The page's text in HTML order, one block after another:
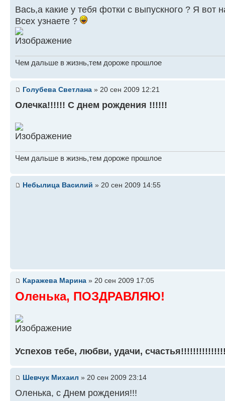
Вась,а какие у тебя фотки с выпускного ? Я вот
Всех узнаете ?
Чем дальше в жизнь,тем дороже прошлое
Голубева Светлана » 20 сен 2009 12:21
Олечка!!!!!! С днем рождения !!!!!!
Чем дальше в жизнь,тем дороже прошлое
Небылица Василий » 20 сен 2009 14:55
Каражева Марина » 20 сен 2009 17:05
Оленька, ПОЗДРАВЛЯЮ!
Успехов тебе, любви, удачи,
Шевчук Михаил » 20 сен 2009 23:14
Оленька, с Днем рождения!!!